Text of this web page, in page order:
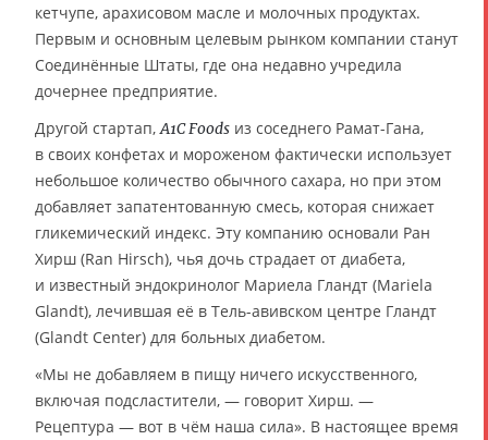
кетчупе, арахисовом масле и молочных продуктах.
Первым и основным целевым рынком компании станут
Соединённые Штаты, где она недавно учредила
дочернее предприятие.
Другой стартап, A1C Foods из соседнего Рамат-Гана,
в своих конфетах и мороженом фактически использует
небольшое количество обычного сахара, но при этом
добавляет запатентованную смесь, которая снижает
гликемический индекс. Эту компанию основали Ран
Хирш (Ran Hirsch), чья дочь страдает от диабета,
и известный эндокринолог Мариела Гландт (Mariela
Glandt), лечившая её в Тель-авивском центре Гландт
(Glandt Center) для больных диабетом.
«Мы не добавляем в пищу ничего искусственного,
включая подсластители, — говорит Хирш. —
Рецептура — вот в чём наша сила». В настоящее время